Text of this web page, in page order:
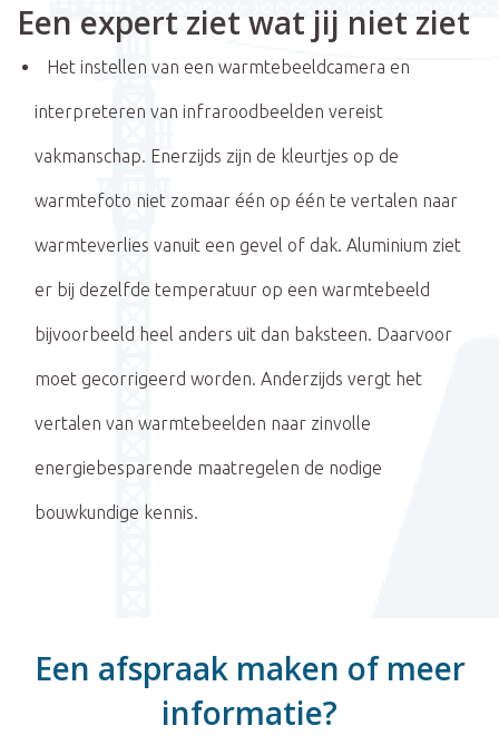
Een expert ziet wat jij niet ziet
Het instellen van een warmtebeeldcamera en
interpreteren van infraroodbeelden vereist
vakmanschap. Enerzijds zijn de kleurtjes op de
warmtefoto niet zomaar één op één te vertalen naar
warmteverlies vanuit een gevel of dak. Aluminium ziet
er bij dezelfde temperatuur op een warmtebeeld
bijvoorbeeld heel anders uit dan baksteen. Daarvoor
moet gecorrigeerd worden. Anderzijds vergt het
vertalen van warmtebeelden naar zinvolle
energiebesparende maatregelen de nodige
bouwkundige kennis.
Een afspraak maken of meer
informatie?